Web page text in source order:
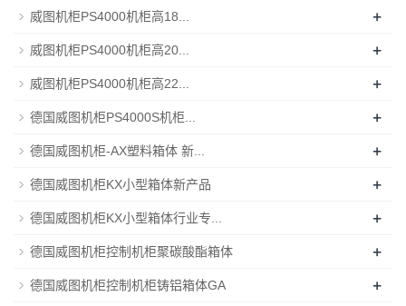
威图机柜PS4000机柜高18... +
威图机柜PS4000机柜高20... +
威图机柜PS4000机柜高22... +
德国威图机柜PS4000S机柜... +
德国威图机柜-AX塑料箱体 新... +
德国威图机柜KX小型箱体新产品 +
德国威图机柜KX小型箱体行业专... +
德国威图机柜控制机柜聚碳酸酯箱体 +
德国威图机柜控制机柜铸铝箱体GA +